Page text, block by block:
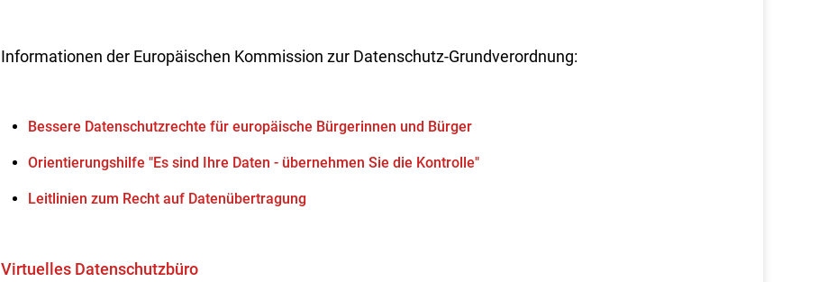
Informationen der Europäischen Kommission zur Datenschutz-Grundverordnung:
Bessere Datenschutzrechte für europäische Bürgerinnen und Bürger
Orientierungshilfe "Es sind Ihre Daten - übernehmen Sie die Kontrolle"
Leitlinien zum Recht auf Datenübertragung
Virtuelles Datenschutzbüro